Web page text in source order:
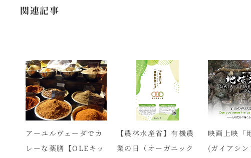
関連記事
アーユルヴェーダでカ
レーな薬膳【OLEキッ
【農林水産省】有機農
業の日（オーガニック
映画上映「
(ガイアシ